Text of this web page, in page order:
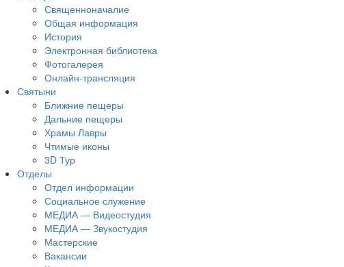
Священноначалие
Общая информация
История
Электронная библиотека
Фотогалерея
Онлайн-трансляция
Святыни
Ближние пещеры
Дальние пещеры
Храмы Лавры
Чтимые иконы
3D Тур
Отделы
Отдел информации
Социальное служение
МЕДИА — Видеостудия
МЕДИА — Звукостудия
Мастерские
Вакансии